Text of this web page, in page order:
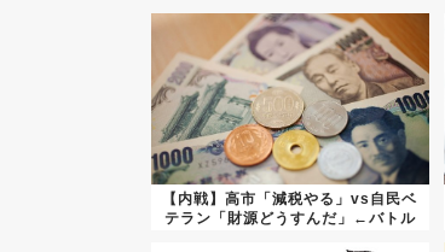
【内戦】高市「減税やる」vs自民ベ
テラン「財源どうすんだ」←バトル